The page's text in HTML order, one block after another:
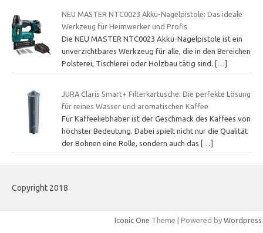
NEU MASTER NTC0023 Akku-Nagelpistole: Das ideale
Werkzeug für Heimwerker und Profis
Die NEU MASTER NTC0023 Akku-Nagelpistole ist ein
unverzichtbares Werkzeug für alle, die in den Bereichen
Polsterei, Tischlerei oder Holzbau tätig sind.
[…]
JURA Claris Smart+ Filterkartusche: Die perfekte Lösung
für reines Wasser und aromatischen Kaffee
Für Kaffeeliebhaber ist der Geschmack des Kaffees von
höchster Bedeutung. Dabei spielt nicht nur die Qualität
der Bohnen eine Rolle, sondern auch das
[…]
Copyright 2018
Iconic One Theme | Powered by Wordpress